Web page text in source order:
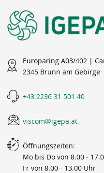
Europaring A03/402 |
2345 Brunn am Gebirge
+43 2236 31 501 40
viscom@igepa.at
Öffnungszeiten:
Mo bis Do von 8.00 -
Fr von 8.00 - 13.00 Uhr